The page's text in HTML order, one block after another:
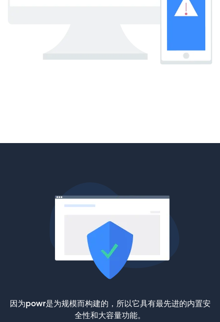
因为powr是为规模而构建的，所以它具有最先进的内置安
全性和大容量功能。